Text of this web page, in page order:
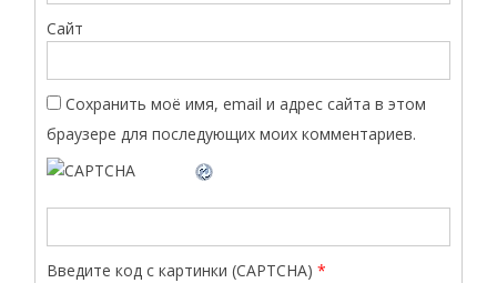
Сайт
Сохранить моё имя, email и адрес сайта в этом
браузере для последующих моих комментариев.
Введите код с картинки (CAPTCHA) *